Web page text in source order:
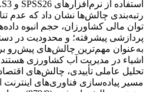
رتبه‌بندی چالش‌ها نشان داد که عدم
توان مالی کشاورزان، حجم انبوه
پردازشی پیشرفته؛ و محدودیت در
به‌عنوان مهم‌ترین چالش‌های پیش‌رو
اشیاء در مدیریت آب کشاورزی
مسیر پیاده‌سازی فناوری‌های اینترنت